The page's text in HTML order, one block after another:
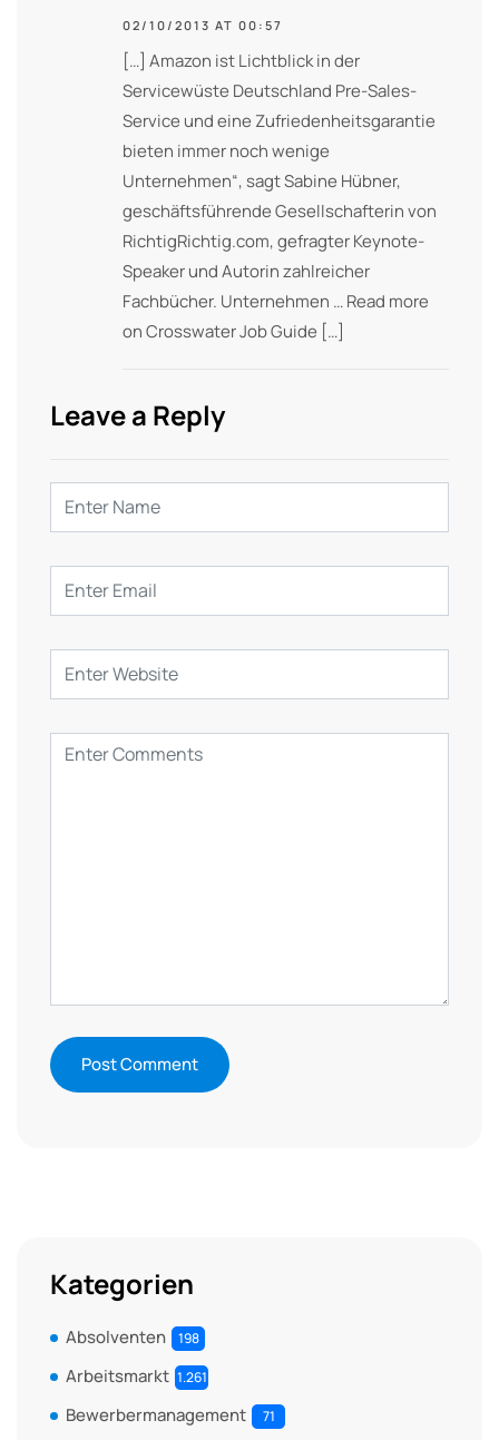
02/10/2013 AT 00:57
[…] Amazon ist Lichtblick in der
Servicewüste Deutschland Pre-Sales-
Service und eine Zufriedenheitsgarantie
bieten immer noch wenige
Unternehmen“, sagt Sabine Hübner,
geschäftsführende Gesellschafterin von
RichtigRichtig.com, gefragter Keynote-
Speaker und Autorin zahlreicher
Fachbücher. Unternehmen … Read more
on Crosswater Job Guide […]
Leave a Reply
Kategorien
Absolventen 198
Arbeitsmarkt 1.261
Bewerbermanagement 71